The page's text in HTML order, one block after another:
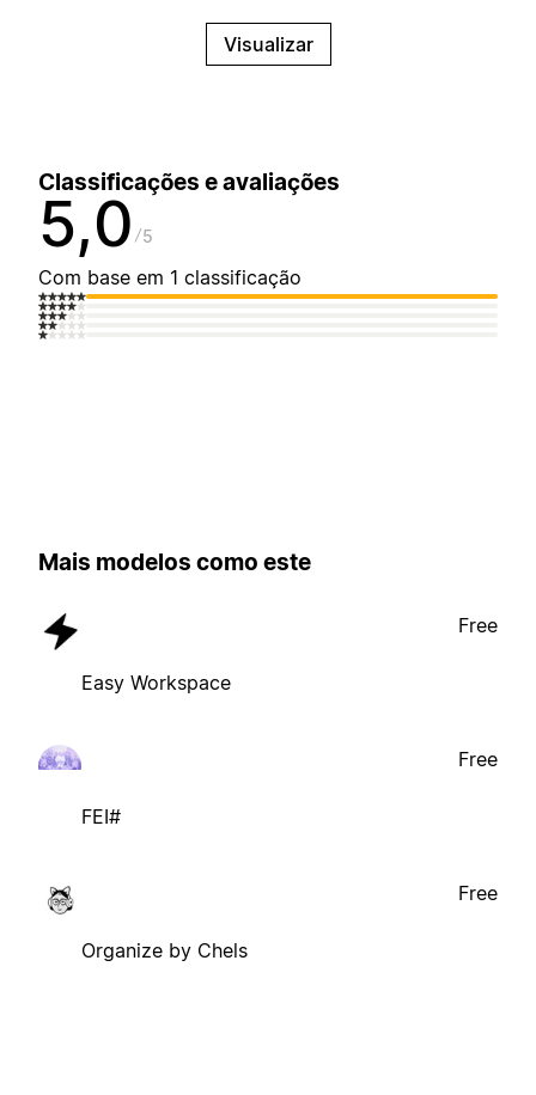
Visualizar
Classificações e avaliações
5,0 5
Com base em 1 classificação
Mais modelos como este
Easy Workspace
Free
FEI#
Free
Organize by Chels
Free